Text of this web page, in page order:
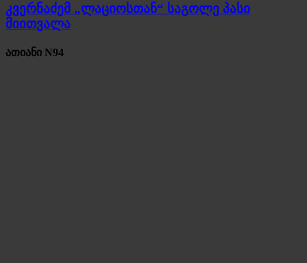
კვერნაძემ „ლაციოსთან“ საგოლე პასი
მიითვალა
ათიანი N94